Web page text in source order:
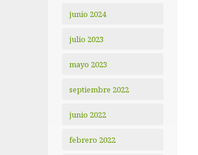
junio 2024
julio 2023
mayo 2023
septiembre 2022
junio 2022
febrero 2022